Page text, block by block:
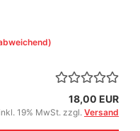
18,00 EUR
inkl. 19% MwSt. zzgl. Versand